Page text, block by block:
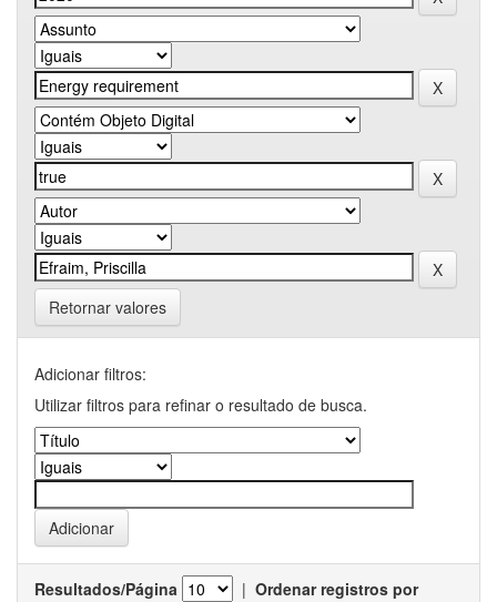
Retornar valores
Adicionar filtros:
Utilizar filtros para refinar o resultado de busca.
Resultados/Página | Ordenar registros por